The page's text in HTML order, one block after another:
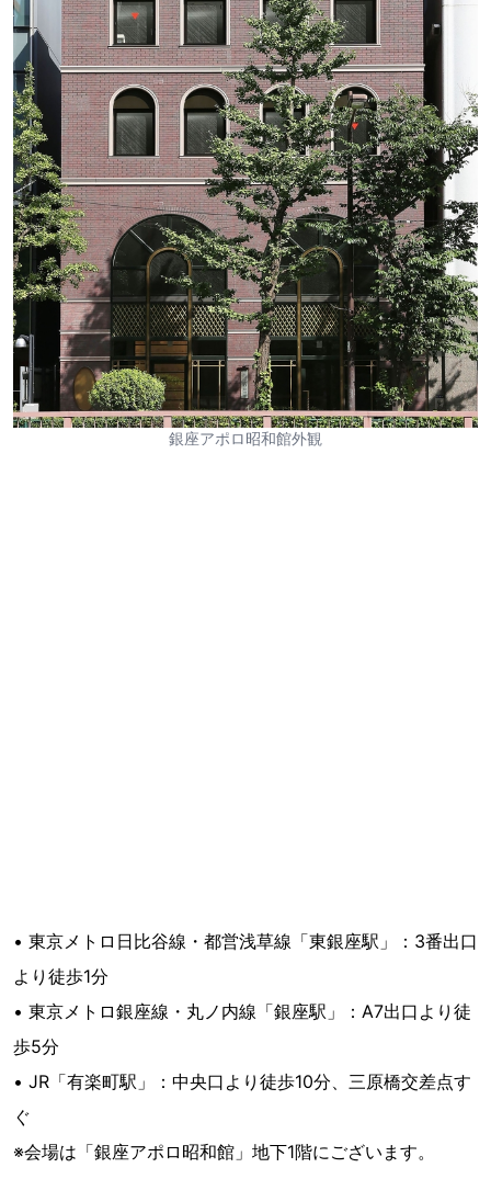
銀座アポロ昭和館外観
• 東京メトロ日比谷線・都営浅草線「東銀座駅」：3番出口
より徒歩1分
• 東京メトロ銀座線・丸ノ内線「銀座駅」：A7出口より徒
歩5分
• JR「有楽町駅」：中央口より徒歩10分、三原橋交差点す
ぐ
※会場は「銀座アポロ昭和館」地下1階にございます。